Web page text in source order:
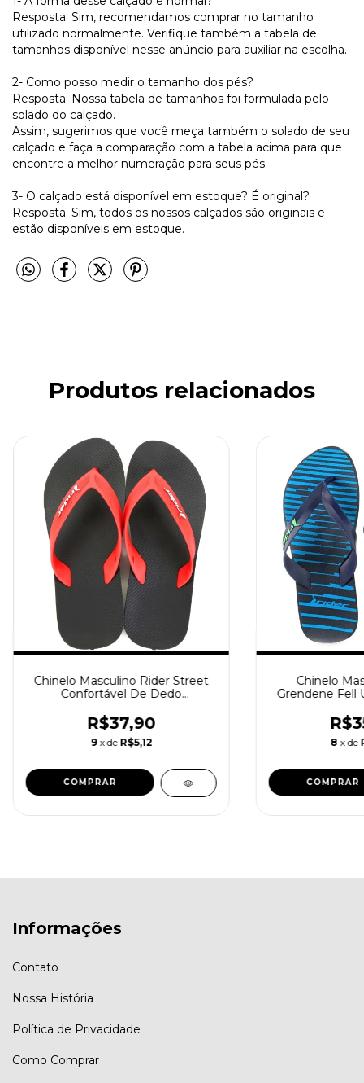
Resposta: Sim, recomendamos comprar no tamanho
utilizado normalmente. Verifique também a tabela de
tamanhos disponível nesse anúncio para auxiliar na escolha.
2- Como posso medir o tamanho dos pés?
Resposta: Nossa tabela de tamanhos foi formulada pelo
solado do calçado.
Assim, sugerimos que você meça também o solado de seu
calçado e faça a comparação com a tabela acima para que
encontre a melhor numeração para seus pés.
3- O calçado está disponível em estoque? É original?
Resposta: Sim, todos os nossos calçados são originais e
estão disponíveis em estoque.
Produtos relacionados
Chinelo Masculino Rider Street
Confortável De Dedo
Preto/Vermelho
R$37,90
9 x de R$5,12
COMPRAR
Chinelo
Grendene Fell
8 x de
COMPRAR
Informações
Contato
Nossa História
Política de Privacidade
Como Comprar